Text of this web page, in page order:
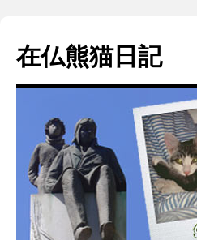
在仏熊猫日記